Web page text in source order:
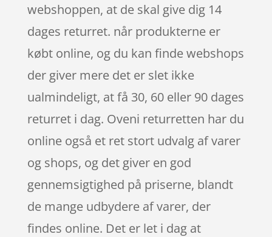
webshoppen, at de skal give dig 14
dages returret. når produkterne er
købt online, og du kan finde webshops
der giver mere det er slet ikke
ualmindeligt, at få 30, 60 eller 90 dages
returret i dag. Oveni returretten har du
online også et ret stort udvalg af varer
og shops, og det giver en god
gennemsigtighed på priserne, blandt
de mange udbydere af varer, der
findes online. Det er let i dag at